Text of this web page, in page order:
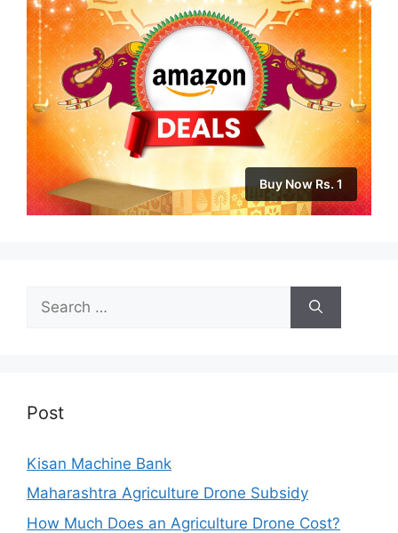
Buy Now Rs. 1
for:
Post
Kisan Machine Bank
Maharashtra Agriculture Drone Subsidy
How Much Does an Agriculture Drone Cost?